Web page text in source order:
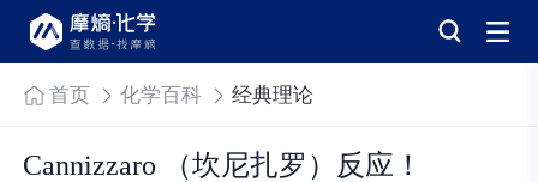
首页 化学百科 经典理论
Cannizzaro （坎尼扎罗）反应！